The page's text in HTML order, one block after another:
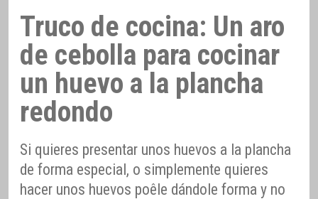
Truco de cocina: Un aro
de cebolla para cocinar
un huevo a la plancha
redondo
Si quieres presentar unos huevos a la plancha
de forma especial, o simplemente quieres
hacer unos huevos poêle dándole forma y no